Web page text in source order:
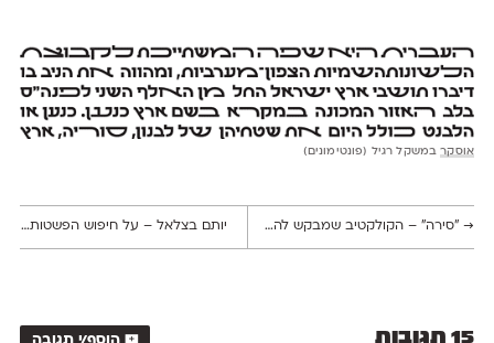
אוסקרבמשקל רגיל (פונטימונים)
→"סירה״ – הקולקטיב שמבקש להוציא את חיפה מהתרדמת יותם בצלאל – על חיפוש הפשטות, סקרנות אינסופית והעין שרואה מעבר לצורה
15 תגובות